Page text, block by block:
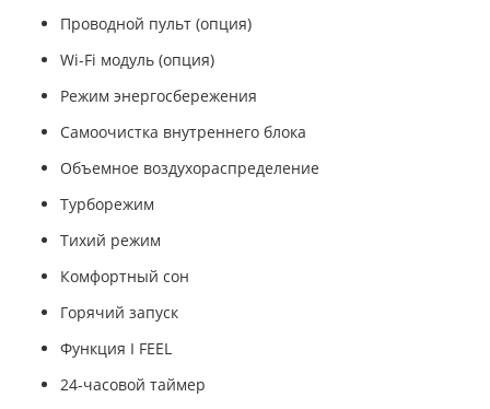
Проводной пульт (опция)
Wi-Fi модуль (опция)
Режим энергосбережения
Самоочистка внутреннего блока
Объемное воздухораспределение
Турборежим
Тихий режим
Комфортный сон
Горячий запуск
Функция I FEEL
24-часовой таймер